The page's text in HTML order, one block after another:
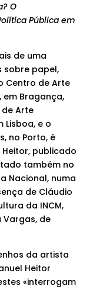
O
Pública em
de uma
sobre papel,
Centro de Arte
Bragança,
Arte
Lisboa, e o
no Porto, é
publicado
também no
Nacional, numa
de Cláudio
da INCM,
Vargas, de
da artista
Heitor
«interrogam